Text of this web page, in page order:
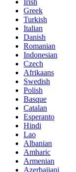
Irish
Greek
Turkish
Italian
Danish
Romanian
Indonesian
Czech
Afrikaans
Swedish
Polish
Basque
Catalan
Esperanto
Hindi
Lao
Albanian
Amharic
Armenian
Azerbaijani